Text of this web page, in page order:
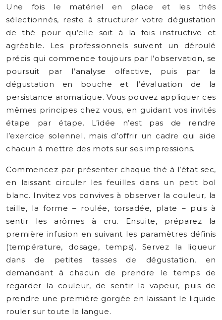
Une fois le matériel en place et les thés
sélectionnés, reste à structurer votre dégustation
de thé pour qu’elle soit à la fois instructive et
agréable. Les professionnels suivent un déroulé
précis qui commence toujours par l’observation, se
poursuit par l’analyse olfactive, puis par la
dégustation en bouche et l’évaluation de la
persistance aromatique. Vous pouvez appliquer ces
mêmes principes chez vous, en guidant vos invités
étape par étape. L’idée n’est pas de rendre
l’exercice solennel, mais d’offrir un cadre qui aide
chacun à mettre des mots sur ses impressions.
Commencez par présenter chaque thé à l’état sec,
en laissant circuler les feuilles dans un petit bol
blanc. Invitez vos convives à observer la couleur, la
taille, la forme – roulée, torsadée, plate – puis à
sentir les arômes à cru. Ensuite, préparez la
première infusion en suivant les paramètres définis
(température, dosage, temps). Servez la liqueur
dans de petites tasses de dégustation, en
demandant à chacun de prendre le temps de
regarder la couleur, de sentir la vapeur, puis de
prendre une première gorgée en laissant le liquide
rouler sur toute la langue.